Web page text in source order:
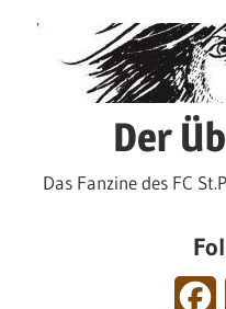
Der
Das Fanzine des FC